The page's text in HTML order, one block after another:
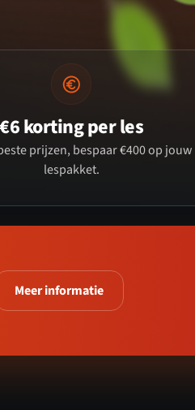
€6 korting per les
prijzen, bespaar €400 op jouw
lespakket.
Meer informatie